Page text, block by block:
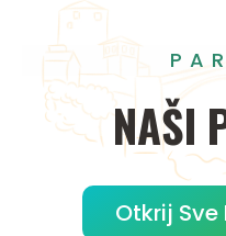
NAŠI
Otkrij